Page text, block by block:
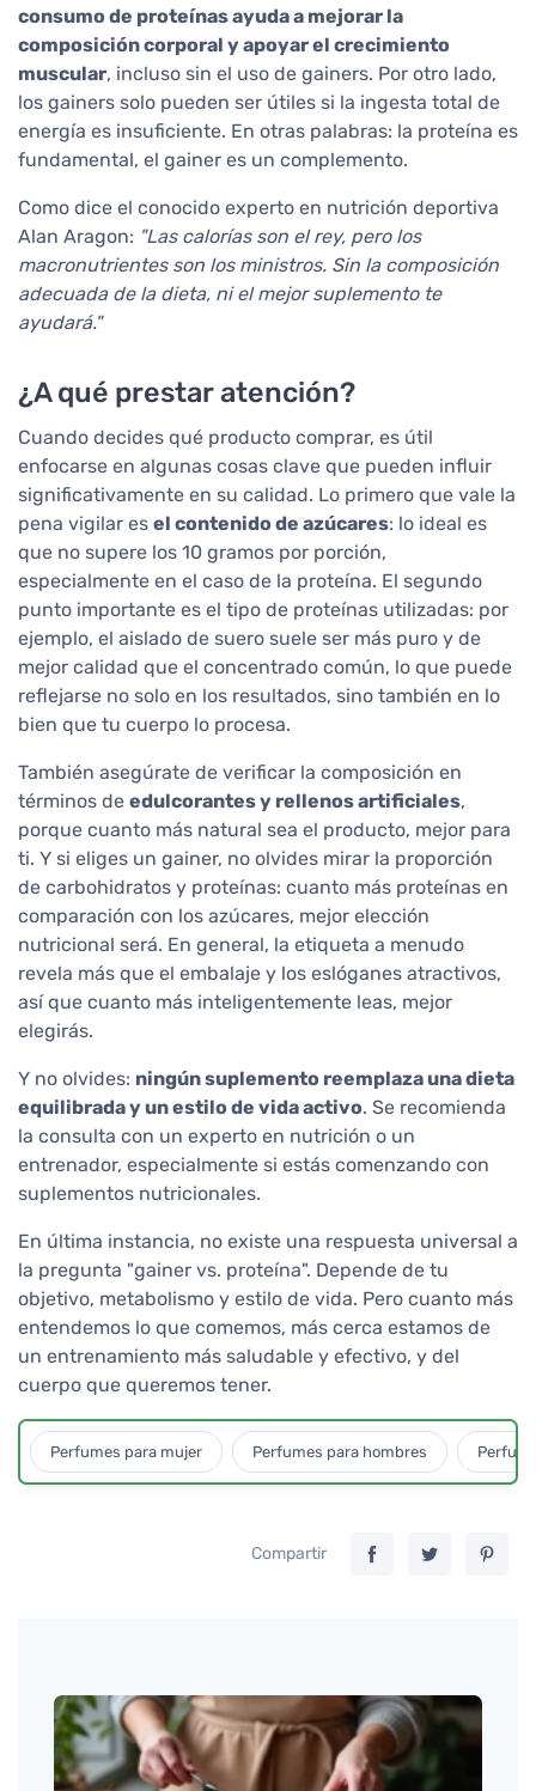
consumo de proteínas ayuda a mejorar la
composición corporal y apoyar el crecimiento
muscular, incluso sin el uso de gainers. Por otro lado,
los gainers solo pueden ser útiles si la ingesta total de
energía es insuficiente. En otras palabras: la proteína es
fundamental, el gainer es un complemento.
Como dice el conocido experto en nutrición deportiva
Alan Aragon: "Las calorías son el rey, pero los
macronutrientes son los ministros. Sin la composición
adecuada de la dieta, ni el mejor suplemento te
ayudará."
¿A qué prestar atención?
Cuando decides qué producto comprar, es útil
enfocarse en algunas cosas clave que pueden influir
significativamente en su calidad. Lo primero que vale la
pena vigilar es el contenido de azúcares: lo ideal es
que no supere los 10 gramos por porción,
especialmente en el caso de la proteína. El segundo
punto importante es el tipo de proteínas utilizadas: por
ejemplo, el aislado de suero suele ser más puro y de
mejor calidad que el concentrado común, lo que puede
reflejarse no solo en los resultados, sino también en lo
bien que tu cuerpo lo procesa.
También asegúrate de verificar la composición en
términos de edulcorantes y rellenos artificiales,
porque cuanto más natural sea el producto, mejor para
ti. Y si eliges un gainer, no olvides mirar la proporción
de carbohidratos y proteínas: cuanto más proteínas en
comparación con los azúcares, mejor elección
nutricional será. En general, la etiqueta a menudo
revela más que el embalaje y los eslóganes atractivos,
así que cuanto más inteligentemente leas, mejor
elegirás.
Y no olvides: ningún suplemento reemplaza una dieta
equilibrada y un estilo de vida activo. Se recomienda
la consulta con un experto en nutrición o un
entrenador, especialmente si estás comenzando con
suplementos nutricionales.
En última instancia, no existe una respuesta universal a
la pregunta "gainer vs. proteína". Depende de tu
objetivo, metabolismo y estilo de vida. Pero cuanto más
entendemos lo que comemos, más cerca estamos de
un entrenamiento más saludable y efectivo, y del
cuerpo que queremos tener.
Perfumes para mujer Perfumes para hombres
Compartir